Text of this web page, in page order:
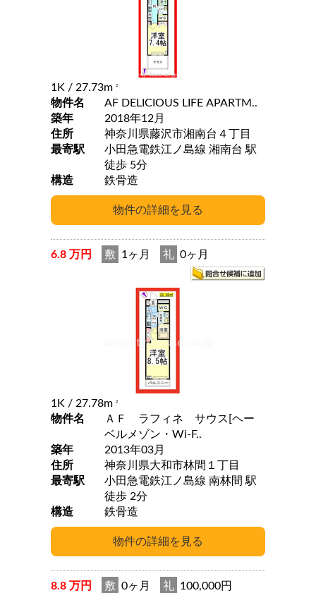
1K / 27.73m 2
物件名
AF DELICIOUS LIFE APARTM..
築年
2018年12月
住所
神奈川県藤沢市湘南台４丁目
最寄駅
小田急電鉄江ノ島線 湘南台 駅
徒歩 5分
構造
鉄骨造
6.8 万円 敷 1ヶ月 礼 0ヶ月
1K / 27.78m 2
物件名
ＡＦ ラフィネ サウス[ヘー
ベルメゾン・Wi-F..
築年
2013年03月
住所
神奈川県大和市林間１丁目
最寄駅
小田急電鉄江ノ島線 南林間 駅
徒歩 2分
構造
鉄骨造
8.8 万円 敷 0ヶ月 礼 100,000円